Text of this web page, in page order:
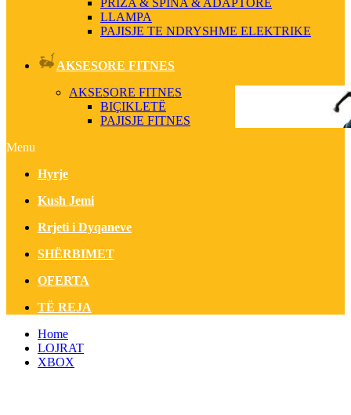
PRIZA & SPINA & ADAPTORË
LLAMPA
PAJISJE TE NDRYSHME ELEKTRIKE
AKSESORE FITNES
AKSESORE FITNES
BIÇIKLETË
PAJISJE FITNES
Menu
Hyrje
Kush Jemi
Rrjeti i Dyqaneve
SHËRBIMET
OFERTA
TË REJA
Home
LOJRAT
XBOX